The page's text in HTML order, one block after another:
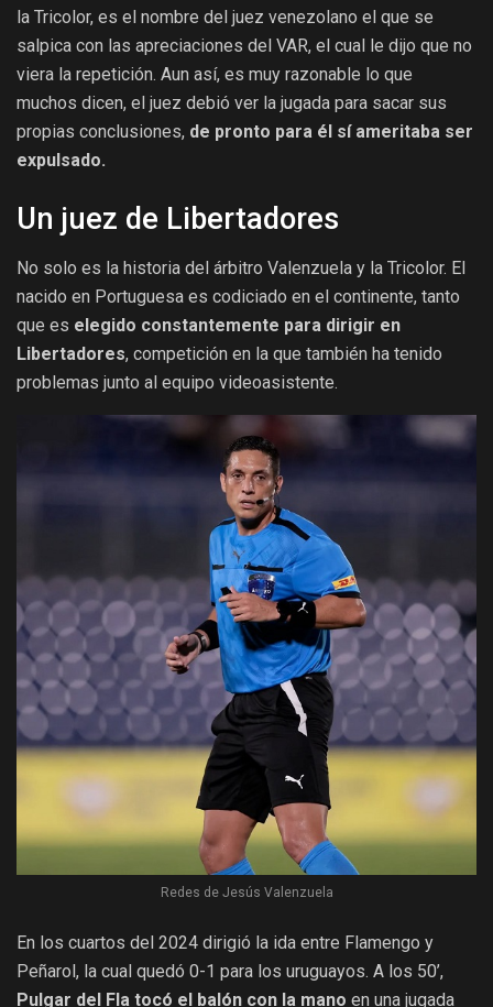
la Tricolor, es el nombre del juez venezolano el que se
salpica con las apreciaciones del VAR, el cual le dijo que no
viera la repetición. Aun así, es muy razonable lo que
muchos dicen, el juez debió ver la jugada para sacar sus
propias conclusiones, de pronto para él sí ameritaba ser
expulsado.
Un juez de Libertadores
No solo es la historia del árbitro Valenzuela y la Tricolor. El
nacido en Portuguesa es codiciado en el continente, tanto
que es elegido constantemente para dirigir en
Libertadores, competición en la que también ha tenido
problemas junto al equipo videoasistente.
Redes de Jesús Valenzuela
En los cuartos del 2024 dirigió la ida entre Flamengo y
Peñarol, la cual quedó 0-1 para los uruguayos. A los 50’,
Pulgar del Fla tocó el balón con la mano en una jugada